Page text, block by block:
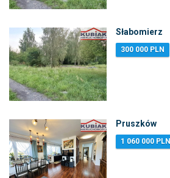
Słabomierz
300 000 PLN
Pruszków
1 060 000 PLN